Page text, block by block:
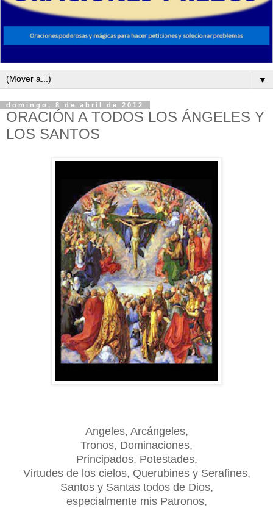
▼
domingo, 8 de abril de 2012
ORACIÓN A TODOS LOS ÁNGELES Y
LOS SANTOS
Angeles, Arcángeles,
Tronos, Dominaciones,
Principados, Potestades,
Virtudes de los cielos, Querubines y Serafines,
Santos y Santas todos de Dios,
especialmente mis Patronos,